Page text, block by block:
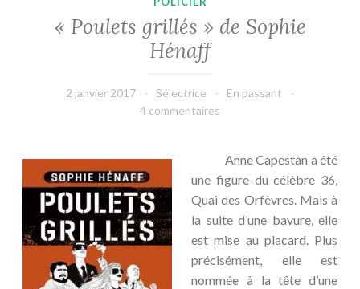
« Poulets grillés » de Sophie
Hénaff
2 janvier 2017 Sélectrice
En passant
4 commentaires
Anne Capestan a été
une figure du célèbre 36,
Quai des Orfèvres. Mais à
la suite d’une bavure, elle
est mise au placard. Plus
précisément, elle est
nommée à la tête d’une